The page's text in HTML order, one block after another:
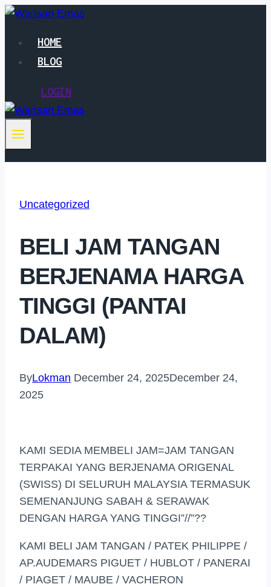
Skip
contentHOME
BLOG
LOGIN
Uncategorized
BELI JAM TANGAN
BERJENAMA HARGA
TINGGI (PANTAI
DALAM)
ByLokman December 24, 2025December 24,
2025
KAMI SEDIA MEMBELI JAM=JAM TANGAN
TERPAKAI YANG BERJENAMA ORIGENAL
(SWISS) DI SELURUH MALAYSIA TERMASUK
SEMENANJUNG SABAH & SERAWAK
DENGAN HARGA YANG TINGGI”//”??
KAMI BELI JAM TANGAN / PATEK PHILIPPE /
AP.AUDEMARS PIGUET / HUBLOT / PANERAI
/ PIAGET / MAUBE / VACHERON